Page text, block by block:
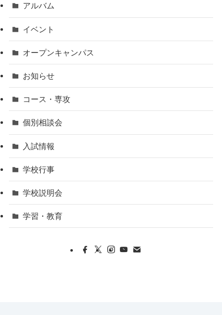
アルバム
イベント
オープンキャンパス
お知らせ
コース・専攻
個別相談会
入試情報
学校行事
学校説明会
学習・教育